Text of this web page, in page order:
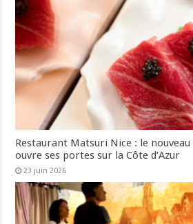
Restaurant Matsuri Nice : le
ouvre ses portes sur la Côte d’Azur
23 juin 2026